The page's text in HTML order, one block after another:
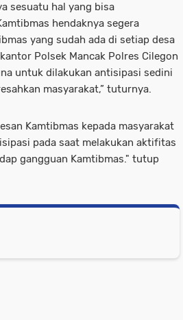
sesuatu hal yang bisa
hendaknya segera
yang sudah ada di setiap desa
Polsek Mancak Polres Cilegon
untuk dilakukan antisipasi sedini
masyarakat,” tuturnya.
Kamtibmas kepada masyarakat
pada saat melakukan aktifitas
gangguan Kamtibmas." tutup